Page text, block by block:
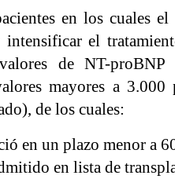
en los cuales
intensificar el
valores de NT-
mayores a
de los cuales:
en un plazo menor a
en lista de